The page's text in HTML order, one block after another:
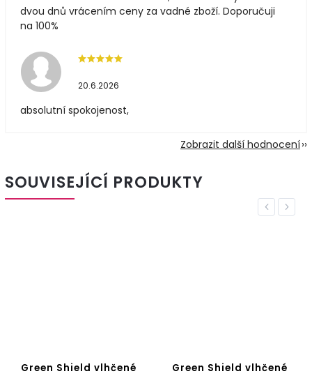
dvou dnů vrácením ceny za vadné zboží. Doporučuji
na 100%
20.6.2026
absolutní spokojenost,
Zobrazit další hodnocení
SOUVISEJÍCÍ PRODUKTY
Previous
Green Shield vlhčené
Green Shield vlhčené
Next